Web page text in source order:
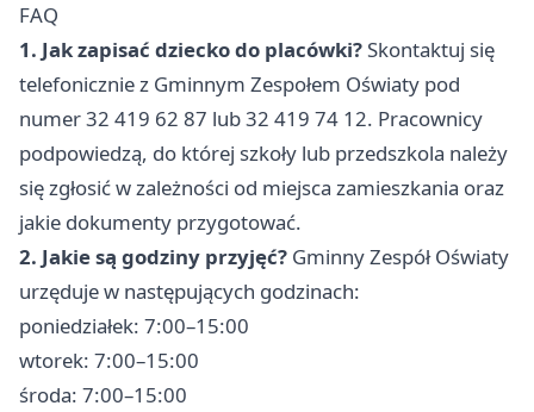
FAQ
1. Jak zapisać dziecko do placówki?Skontaktuj się
telefonicznie z Gminnym Zespołem Oświaty pod
numer 32 419 62 87 lub 32 419 74 12. Pracownicy
podpowiedzą, do której szkoły lub przedszkola należy
się zgłosić w zależności od miejsca zamieszkania oraz
jakie dokumenty przygotować.
2. Jakie są godziny przyjęć? Gminny Zespół Oświaty
urzęduje w następujących godzinach:
poniedziałek: 7:00–15:00
wtorek: 7:00–15:00
środa: 7:00–15:00